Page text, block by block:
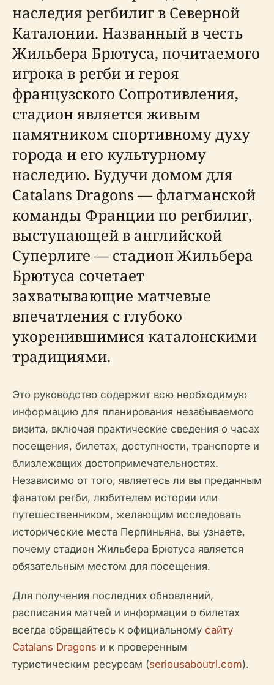
наследия регбилиг в Северной
Каталонии. Названный в честь
Жильбера Брютуса, почитаемого
игрока в регби и героя
французского Сопротивления,
стадион является живым
памятником спортивному духу
города и его культурному
наследию. Будучи домом для
Catalans Dragons — флагманской
команды Франции по регбилиг,
выступающей в английской
Суперлиге — стадион Жильбера
Брютуса сочетает
захватывающие матчевые
впечатления с глубоко
укоренившимися каталонскими
традициями.
Это руководство содержит всю необходимую
информацию для планирования незабываемого
визита, включая практические сведения о часах
посещения, билетах, доступности, транспорте и
близлежащих достопримечательностях.
Независимо от того, являетесь ли вы преданным
фанатом регби, любителем истории или
путешественником, желающим исследовать
исторические места Перпиньяна, вы узнаете,
почему стадион Жильбера Брютуса является
обязательным местом для посещения.
Для получения последних обновлений,
расписания матчей и информации о билетах
всегда обращайтесь к официальному сайту
Catalans Dragons и к проверенным
туристическим ресурсам (seriousaboutrl.com).